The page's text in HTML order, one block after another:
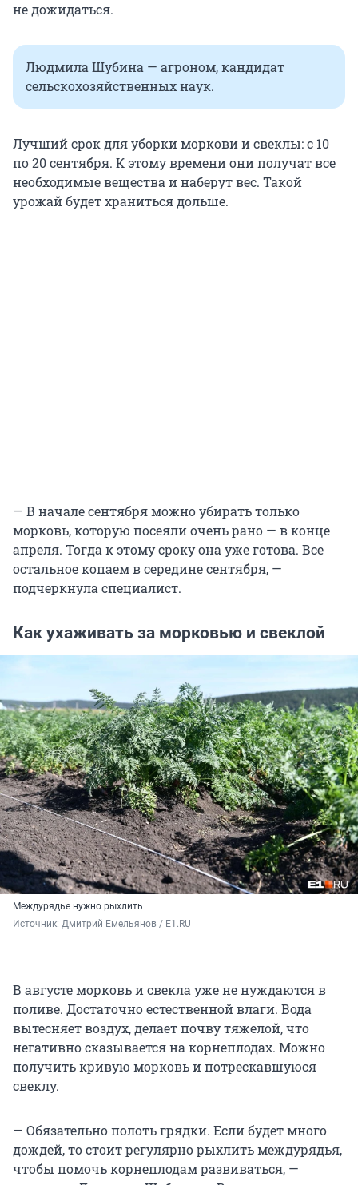
не дожидаться.
Людмила Шубина — агроном, кандидат
сельскохозяйственных наук.
Лучший срок для уборки моркови и свеклы: с 10
по 20 сентября. К этому времени они получат все
необходимые вещества и наберут вес. Такой
урожай будет храниться дольше.
— В начале сентября можно убирать только
морковь, которую посеяли очень рано — в конце
апреля. Тогда к этому сроку она уже готова. Все
остальное копаем в середине сентября, —
подчеркнула специалист.
Как ухаживать за морковью и свеклой
Междурядье нужно рыхлить
Источник: Дмитрий Емельянов / E1.RU
В августе морковь и свекла уже не нуждаются в
поливе. Достаточно естественной влаги. Вода
вытесняет воздух, делает почву тяжелой, что
негативно сказывается на корнеплодах. Можно
получить кривую морковь и потрескавшуюся
свеклу.
— Обязательно полоть грядки. Если будет много
дождей, то стоит регулярно рыхлить междурядья,
чтобы помочь корнеплодам развиваться, —